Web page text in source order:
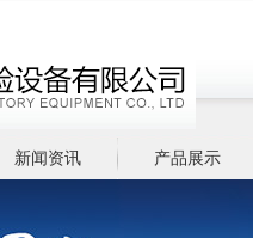
新闻资讯 产品展示